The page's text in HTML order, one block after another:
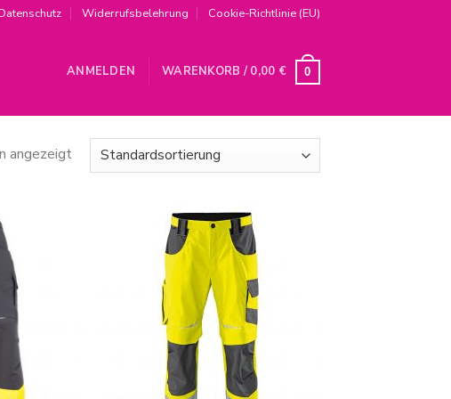
Widerrufsbelehrung Cookie-Richtlinie (EU)
ANMELDEN WARENKORB / 0,00 € 0
angezeigt
Wunschliste
hinzufügen
Wunschliste
hinzufügen